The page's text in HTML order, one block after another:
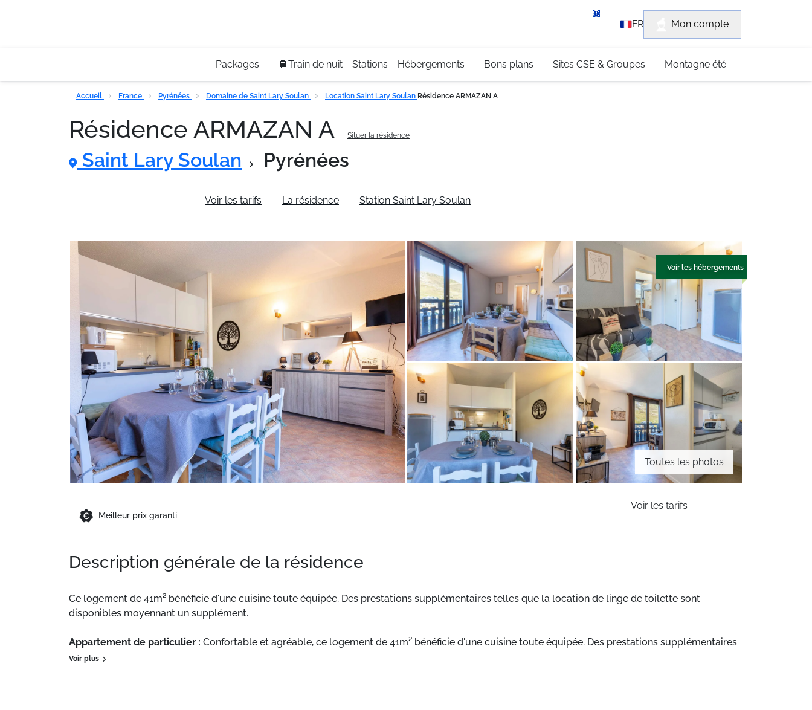
+33 (0)4 79 96 30 69
FR Mon compte
Packages 🚆Train de nuit Stations Hébergements Bons plans Sites CSE & Groupes Montagne été
Accueil France Pyrénées Domaine de Saint Lary Soulan Location Saint Lary Soulan Résidence ARMAZAN A
Résidence ARMAZAN A Situer la résidence
Saint Lary Soulan Pyrénées
Voir les tarifs La résidence Station Saint Lary Soulan
Toutes les photos
Voir les hébergements
Meilleur prix garanti
Voir les tarifs
Description générale de la résidence
Ce logement de 41m² bénéficie d'une cuisine toute équipée. Des prestations supplémentaires telles que la location de linge de toilette sont
disponibles moyennant un supplément.
Appartement de particulier : Confortable et agréable, ce logement de 41m² bénéficie d'une cuisine toute équipée. Des prestations supplémentaires
telles que la location de linge de toilette sont disponibles moyennant un supplément.
Voir plus